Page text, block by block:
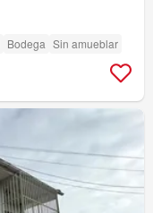
Bodega Sin amueblar